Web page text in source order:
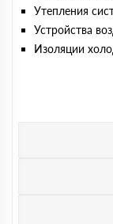
Утепления
Устройства
Изоляции